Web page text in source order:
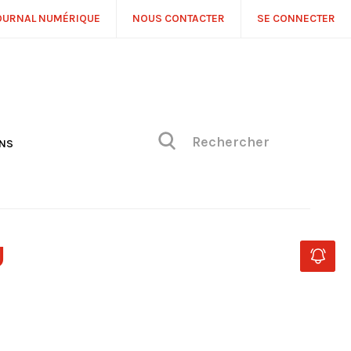
NUMÉRIQUE NOUS CONTACTER SE CONNECTER